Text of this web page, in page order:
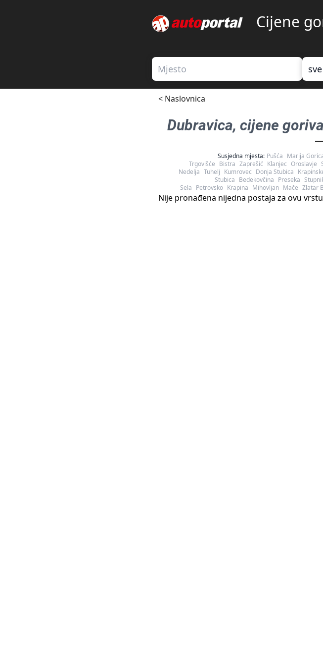
Cijene
< Naslovnica
Dubravica, cijene goriva
Susjedna mjesta: Pušća Marija
Trgovišće Bistra Zaprešić Klanjec Oroslavje
Nedelja Tuhelj Kumrovec Donja Stubica
Stubica Bedekovčina Preseka
Sela Petrovsko Krapina Mihovljan Mače Zlatar
Nije pronađena nijedna postaja za ovu